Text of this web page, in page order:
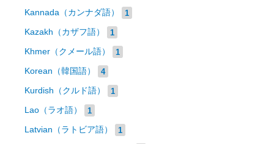
Kannada（カンナダ語） 1
Kazakh（カザフ語） 1
Khmer（クメール語） 1
Korean（韓国語） 4
Kurdish（クルド語） 1
Lao（ラオ語） 1
Latvian（ラトビア語） 1